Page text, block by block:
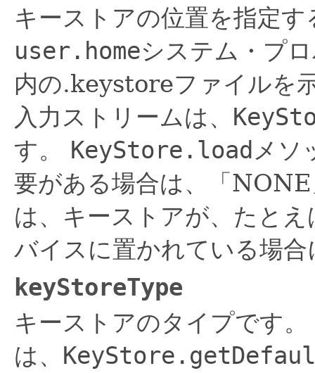
キーストアの位置を指定
user.homeシステム・プ
内の.keystoreファイルを
入力ストリームは、
す。
KeyStore.load メソ
要がある場合は、「
は、キーストアが、たと
バイスに置かれている場
keyStoreType
キーストアのタイプです。
は、